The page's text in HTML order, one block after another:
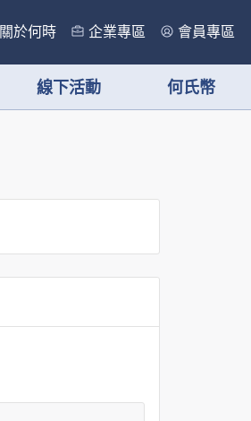
關於何時 企業專區 會員專區
線下活動 何氏幣